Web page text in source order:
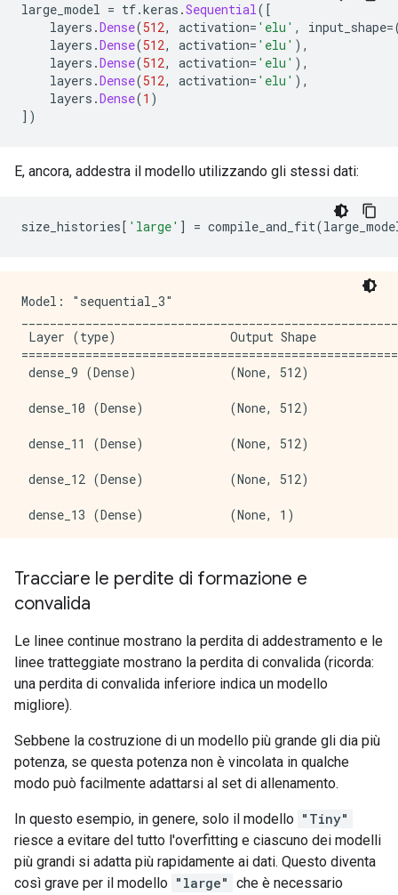
large_model = tf.keras .Sequential([
layers .Dense(512, activation= 'elu' , input_shape
layers .Dense(512, activation= 'elu' ),
layers .Dense(512, activation= 'elu' ),
layers .Dense(512, activation= 'elu' ),
layers .Dense(1 )
])
E, ancora, addestra il modello utilizzando gli stessi dati:
size_histories [ 'large' ] = compile_and_fit(
Model: "sequential_3"
Layer (type)                Output Shape
dense_9 (Dense)             (None, 512)
dense_10 (Dense)            (None, 512)
dense_11 (Dense)            (None, 512)
dense_12 (Dense)            (None, 512)
dense_13 (Dense)            (None, 1)
Total params: 803,329
Trainable params: 803,329
Non-trainable params: 0
Epoch: 0, accuracy:0.5145,
Epoch: 100, accuracy:1.0000,
Tracciare le perdite di formazione e
convalida
Le linee continue mostrano la perdita di addestramento e le
linee tratteggiate mostrano la perdita di convalida (ricorda:
una perdita di convalida inferiore indica un modello
migliore).
Sebbene la costruzione di un modello più grande gli dia più
potenza, se questa potenza non è vincolata in qualche
modo può facilmente adattarsi al set di allenamento.
In questo esempio, in genere, solo il modello "Tiny"
riesce a evitare del tutto l'overfitting e ciascuno dei modelli
più grandi si adatta più rapidamente ai dati. Questo diventa
così grave per il modello "large" che è necessario